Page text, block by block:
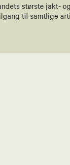
Tone
95832388
Tone
største jakt-
til samtlige